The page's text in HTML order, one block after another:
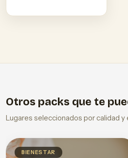
Otros packs que te
Lugares seleccionados por calidad y
BIENESTAR